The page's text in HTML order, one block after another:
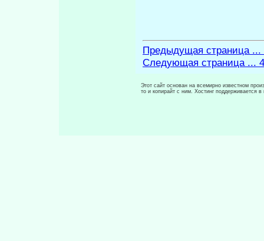
Предыдущая страница ...
Следующая страница ...
Этот сайт основан на всемирно известном
то и копирайт с ним. Хостинг поддерживается